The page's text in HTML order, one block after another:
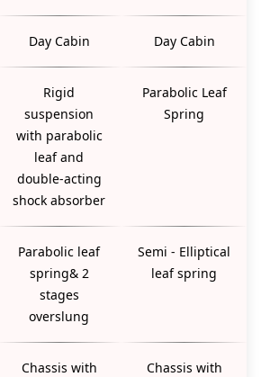
Day Cabin Day Cabin
Rigid
suspension
with parabolic
leaf and
double-acting
shock absorber
Parabolic Leaf
Spring
Parabolic leaf
spring& 2
stages
overslung
Semi - Elliptical
leaf spring
Chassis with
Chassis with